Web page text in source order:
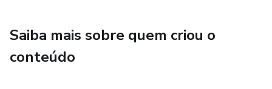
Saiba mais sobre quem criou o
conteúdo